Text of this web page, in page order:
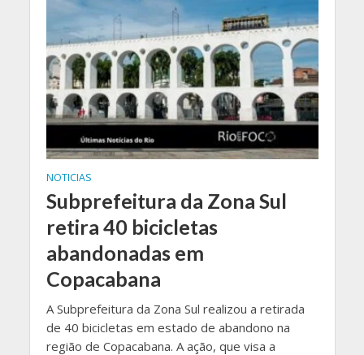
NOTICIAS
Subprefeitura da Zona Sul
retira 40 bicicletas
abandonadas em
Copacabana
A Subprefeitura da Zona Sul realizou a retirada
de 40 bicicletas em estado de abandono na
região de Copacabana. A ação, que visa a